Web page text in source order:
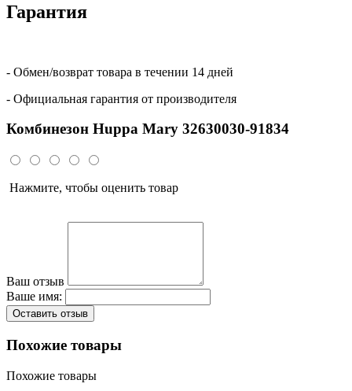
Гарантия
- Обмен/возврат товара в течении 14 дней
- Официальная гарантия от производителя
Комбинезон Huppa Mary 32630030-91834
Нажмите, чтобы оценить товар
Ваш отзыв
Ваше имя:
Оставить отзыв
Похожие товары
Похожие товары